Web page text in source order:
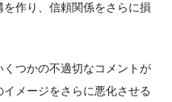
作り、信頼関係をさらに損
つかの不適切なコメントが
メージをさらに悪化させる